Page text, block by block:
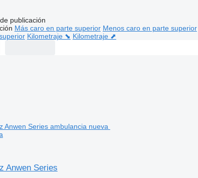
publicación
Más caro en parte superior Menos caro en parte superior
Kilometraje ⬊ Kilometraje ⬈
Anwen Series